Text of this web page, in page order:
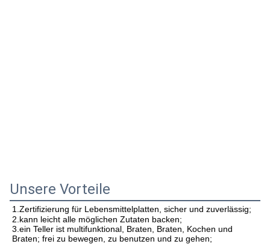
Unsere Vorteile
1.Zertifizierung für Lebensmittelplatten, sicher und zuverlässig;
2.kann leicht alle möglichen Zutaten backen;
3.ein Teller ist multifunktional, Braten, Braten, Kochen und
Braten; frei zu bewegen, zu benutzen und zu gehen;